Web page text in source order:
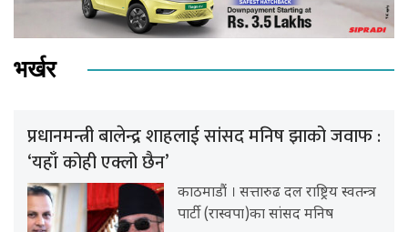
भर्खर
प्रधानमन्त्री बालेन्द्र शाहलाई सांसद मनिष झाको जवाफ :
‘यहाँ कोही एक्लो छैन’
काठमाडौं । सत्तारुढ दल राष्ट्रिय स्वतन्त्र
पार्टी (रास्वपा)का सांसद मनिष